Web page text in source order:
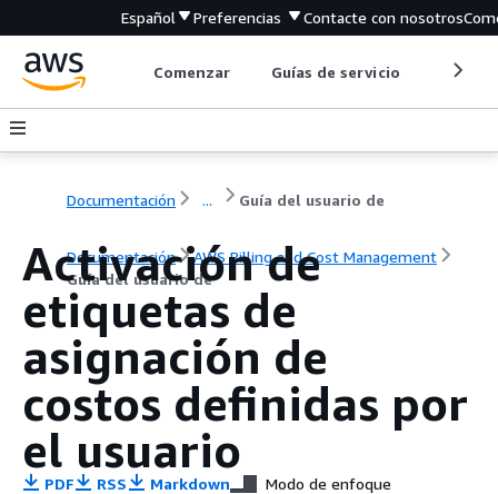
Español Preferencias Contacte con nosotros
Comenzar Guías de servicio
Documentación ... Guía del usuario de
Documentación
AWS Billing and Cost Management
Guía del usuario de
Activación de
etiquetas de
asignación de
costos definidas por
el usuario
PDF RSS Markdown Modo de enfoque